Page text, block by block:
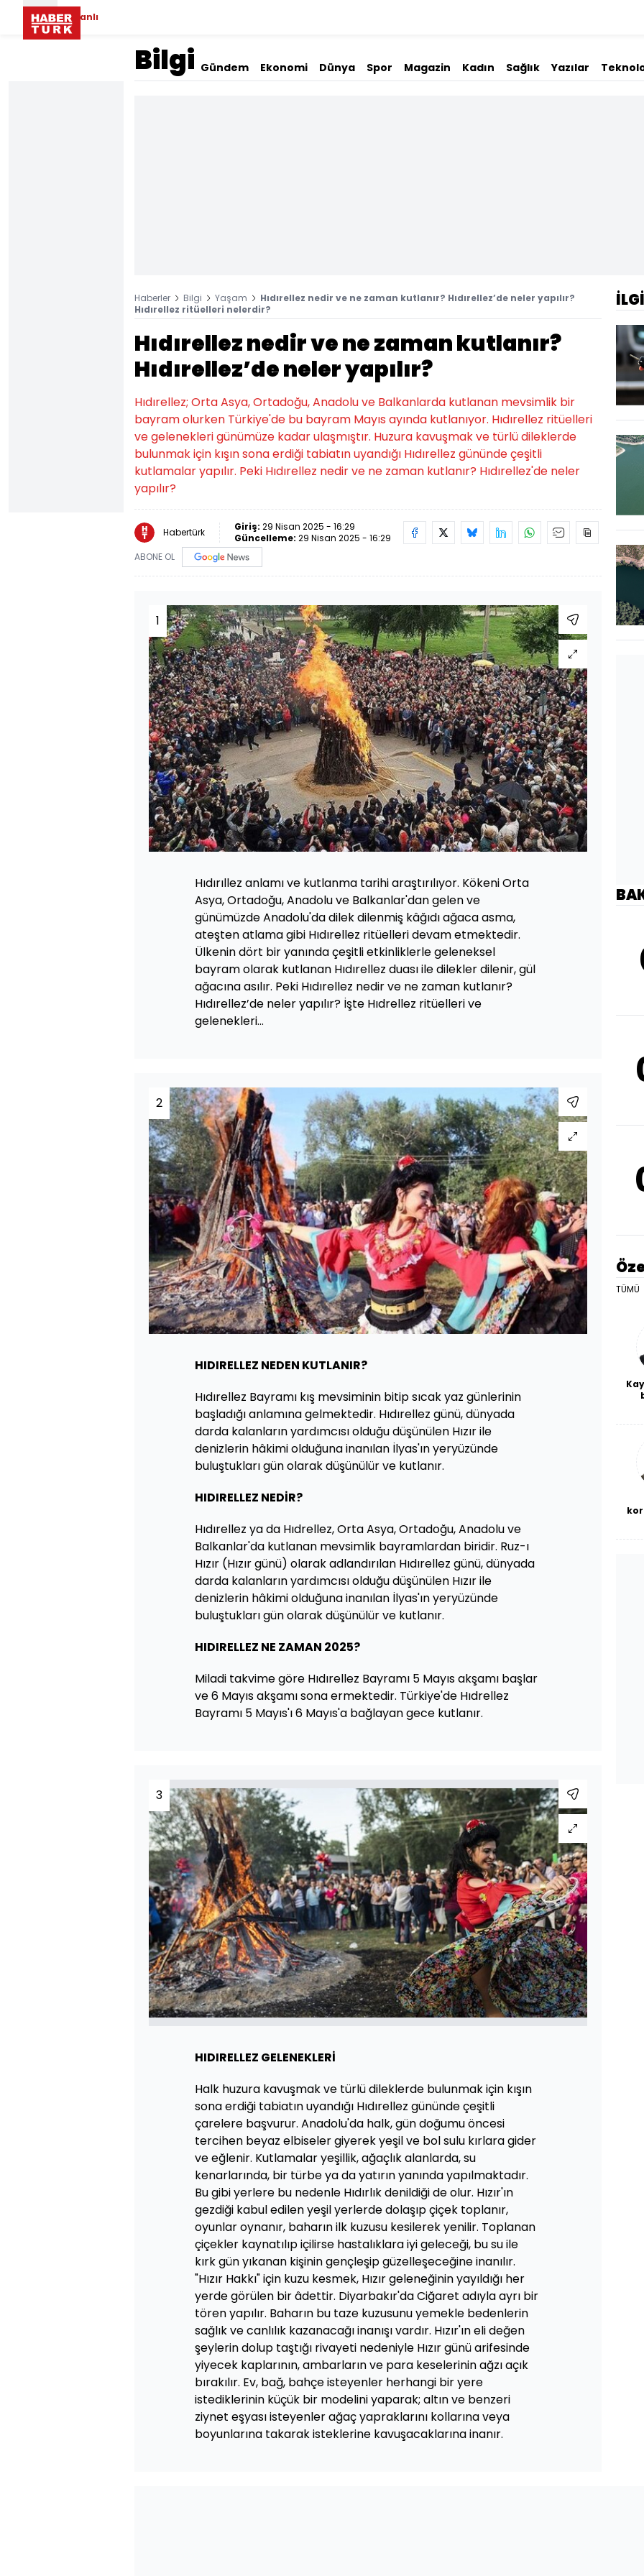
Canlı
Bilgi Gündem Ekonomi Dünya Spor Magazin Kadın Sağlık Yazılar
Haberler Bilgi Yaşam
Hıdırellez nedir ve ne zaman kutlanır? Hıdırellez’de neler yapılır?
Hıdırellez ritüelleri nelerdir?
Hıdırellez nedir ve ne zaman kutlanır?
Hıdırellez’de neler yapılır?
Hıdırellez; Orta Asya, Ortadoğu, Anadolu ve Balkanlarda kutlanan mevsimlik bir
bayram olurken Türkiye'de bu bayram Mayıs ayında kutlanıyor. Hıdırellez ritüelleri
ve gelenekleri günümüze kadar ulaşmıştır. Huzura kavuşmak ve türlü dileklerde
bulunmak için kışın sona erdiği tabiatın uyandığı Hıdırellez gününde çeşitli
kutlamalar yapılır. Peki Hıdırellez nedir ve ne zaman kutlanır? Hıdırellez'de neler
yapılır?
Habertürk Giriş: 29 Nisan 2025 - 16:29
Güncelleme: 29 Nisan 2025 - 16:29
ABONE OL
1
Hıdırıllez anlamı ve kutlanma tarihi araştırılıyor. Kökeni Orta
Asya, Ortadoğu, Anadolu ve Balkanlar'dan gelen ve
günümüzde Anadolu'da dilek dilenmiş kâğıdı ağaca asma,
ateşten atlama gibi Hıdırellez ritüelleri devam etmektedir.
Ülkenin dört bir yanında çeşitli etkinliklerle geleneksel
bayram olarak kutlanan Hıdırellez duası ile dilekler dilenir, gül
ağacına asılır. Peki Hıdırellez nedir ve ne zaman kutlanır?
Hıdırellez’de neler yapılır? İşte Hıdrellez ritüelleri ve
gelenekleri...
2
HIDIRELLEZ NEDEN KUTLANIR?
Hıdırellez Bayramı kış mevsiminin bitip sıcak yaz günlerinin
başladığı anlamına gelmektedir. Hıdırellez günü, dünyada
darda kalanların yardımcısı olduğu düşünülen Hızır ile
denizlerin hâkimi olduğuna inanılan İlyas'ın yeryüzünde
buluştukları gün olarak düşünülür ve kutlanır.
HIDIRELLEZ NEDİR?
Hıdırellez ya da Hıdrellez, Orta Asya, Ortadoğu, Anadolu ve
Balkanlar'da kutlanan mevsimlik bayramlardan biridir. Ruz-ı
Hızır (Hızır günü) olarak adlandırılan Hıdırellez günü, dünyada
darda kalanların yardımcısı olduğu düşünülen Hızır ile
denizlerin hâkimi olduğuna inanılan İlyas'ın yeryüzünde
buluştukları gün olarak düşünülür ve kutlanır.
HIDIRELLEZ NE ZAMAN 2025?
Miladi takvime göre Hıdırellez Bayramı 5 Mayıs akşamı başlar
ve 6 Mayıs akşamı sona ermektedir. Türkiye'de Hıdrellez
Bayramı 5 Mayıs'ı 6 Mayıs'a bağlayan gece kutlanır.
3
HIDIRELLEZ GELENEKLERİ
Halk huzura kavuşmak ve türlü dileklerde bulunmak için kışın
sona erdiği tabiatın uyandığı Hıdırellez gününde çeşitli
çarelere başvurur. Anadolu'da halk, gün doğumu öncesi
tercihen beyaz elbiseler giyerek yeşil ve bol sulu kırlara gider
ve eğlenir. Kutlamalar yeşillik, ağaçlık alanlarda, su
kenarlarında, bir türbe ya da yatırın yanında yapılmaktadır.
Bu gibi yerlere bu nedenle Hıdırlık denildiği de olur. Hızır'ın
gezdiği kabul edilen yeşil yerlerde dolaşıp çiçek toplanır,
oyunlar oynanır, baharın ilk kuzusu kesilerek yenilir. Toplanan
çiçekler kaynatılıp içilirse hastalıklara iyi geleceği, bu su ile
kırk gün yıkanan kişinin gençleşip güzelleşeceğine inanılır.
"Hızır Hakkı" için kuzu kesmek, Hızır geleneğinin yayıldığı her
yerde görülen bir âdettir. Diyarbakır'da Ciğaret adıyla ayrı bir
tören yapılır. Baharın bu taze kuzusunu yemekle bedenlerin
sağlık ve canlılık kazanacağı inanışı vardır. Hızır'ın eli değen
şeylerin dolup taştığı rivayeti nedeniyle Hızır günü arifesinde
yiyecek kaplarının, ambarların ve para keselerinin ağzı açık
bırakılır. Ev, bağ, bahçe isteyenler herhangi bir yere
istediklerinin küçük bir modelini yaparak; altın ve benzeri
ziynet eşyası isteyenler ağaç yapraklarını kollarına veya
boyunlarına takarak isteklerine kavuşacaklarına inanır.
TÜMÜ